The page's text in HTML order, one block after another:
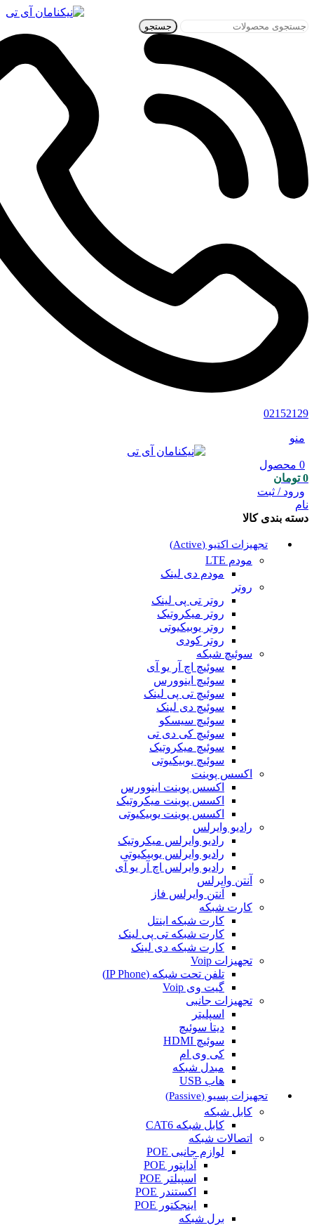
جستجو
02152129
منو
0 محصول
0 تومان
ورود / ثبت
نام
دسته بندی کالا
تجهیزات اکتیو (Active)
مودم LTE
مودم دی لینک
روتر
روتر تی پی لینک
روتر میکروتیک
روتر یوبیکیوتی
روتر کودی
سوئیچ شبکه
سوئیچ اچ آر یو آی
سوئیچ اینوورس
سوئیچ تی پی لینک
سوئیچ دی لینک
سوئیچ سیسکو
سوئیچ کی دی تی
سوئیچ میکروتیک
سوئیچ یوبیکیوتی
اکسس پوینت
اکسس پوینت اینوورس
اکسس پوینت میکروتیک
اکسس پوینت یوبیکیوتی
رادیو وایرلس
رادیو وایرلس میکروتیک
رادیو وایرلس یوبیکیوتی
رادیو وایرلس اچ آر یو آی
آنتن وایرلس
آنتن وایرلس فاز
کارت شبکه
کارت شبکه اینتل
کارت شبکه تی پی لینک
کارت شبکه دی لینک
تجهیزات Voip
تلفن تحت شبکه (IP Phone)
گیت وی Voip
تجهیزات جانبی
اسپلیتر
دیتا سوئیچ
سوئیچ HDMI
کی وی ام
مبدل شبکه
هاب USB
تجهیزات پسیو (Passive)
کابل شبکه
کابل شبکه CAT6
اتصالات شبکه
لوازم جانبی POE
آداپتور POE
اسپیلتر POE
اکستندر POE
اینجکتور POE
برل شبکه